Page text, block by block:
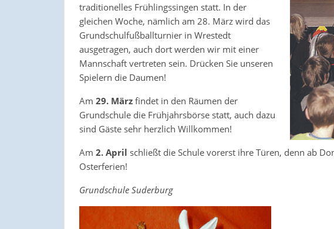
traditionelles Frühlingssingen statt. In der
gleichen Woche, nämlich am 28. März wird das
Grundschulfußballturnier in Wrestedt
ausgetragen, auch dort werden wir mit einer
Mannschaft vertreten sein. Drücken Sie unseren
Spielern die Daumen!
Am 29. Märzfindet in den Räumen der
Grundschule die Frühjahrsbörse statt, auch dazu
sind Gäste sehr herzlich Willkommen!
Am 2. April schließt die Schule vorerst ihre Türen, denn ab
Osterferien!
Grundschule Suderburg